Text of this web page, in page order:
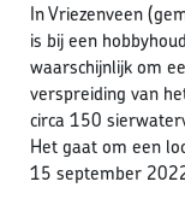
In Vriezenveen
is bij een
waarschijnlijk om
verspreiding van
circa 150
Het gaat om een
15 september